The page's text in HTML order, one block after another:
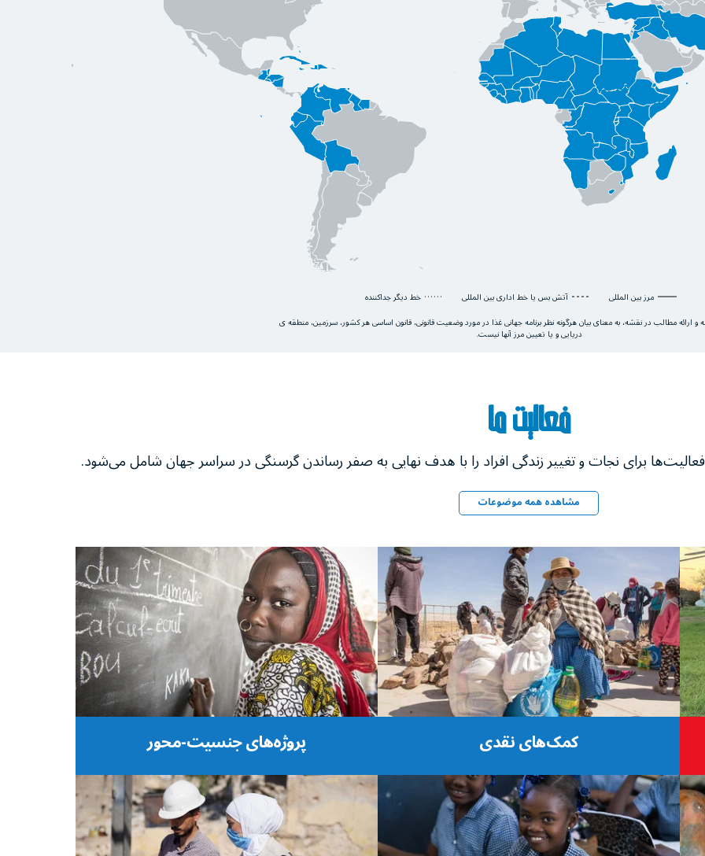
مرز بین المللی آتش بس یا خط اداری بین المللی
خط دیگر جداکننده
و ارائه مطالب در نقشه، به معنای بیان هرگونه نظر برنامه جهانی غذا در مورد وضعیت قانونی، قانون اساسی هر کشور، سرزمین، منطقه ی
دریایی و یا تعیین مرز آنها نیست.
فعالیت ما
مشاهده همه موضوعات
کمک‌های نقدی پروژه‌های جنسیت-محور